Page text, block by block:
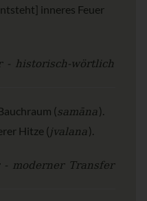
inneres Feuer
- historisch-wörtlich
(samāna ).
Hitze (jvalana ).
moderner Transfer